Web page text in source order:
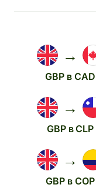
→
GBP в CAD
→
GBP в CLP
→
GBP в COP